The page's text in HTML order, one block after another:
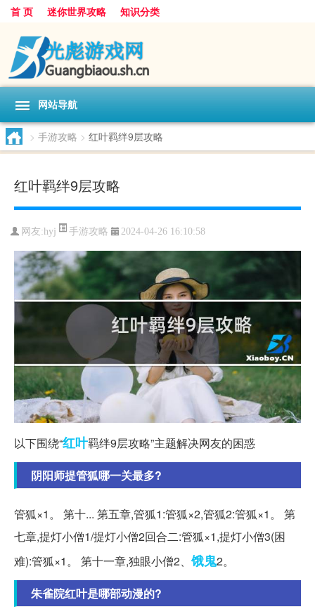
首 页 迷你世界攻略 知识分类
网站导航
> 手游攻略 > 红叶羁绊9层攻略
红叶羁绊9层攻略
网友:hyj 手游攻略 2024-04-26 16:10:58
以下围绕“红叶羁绊9层攻略”主题解决网友的困惑
阴阳师提管狐哪一关最多?
管狐×1。 第十... 第五章,管狐1:管狐×2,管狐2:管狐×1。 第
七章,提灯小僧1/提灯小僧2回合二:管狐×1,提灯小僧3(困
难):管狐×1。 第十一章,独眼小僧2、饿鬼2。
朱雀院红叶是哪部动漫的?